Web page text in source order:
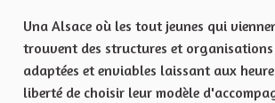
Una Alsace où les tout jeunes qui
trouvent des structures et
adaptées et enviables laissant aux
liberté de choisir leur modèle